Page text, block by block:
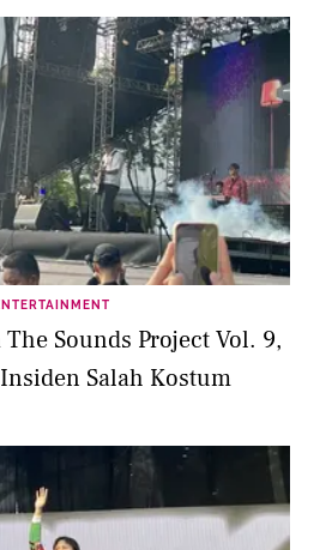
Sounds Project Vol. 9,
Salah Kostum